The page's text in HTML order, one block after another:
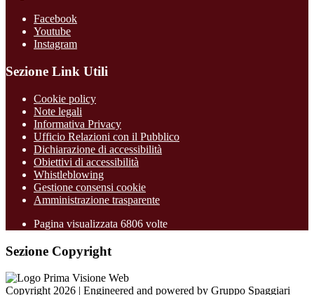
Facebook
Youtube
Instagram
Sezione Link Utili
Cookie policy
Note legali
Informativa Privacy
Ufficio Relazioni con il Pubblico
Dichiarazione di accessibilità
Obiettivi di accessibilità
Whistleblowing
Gestione consensi cookie
Amministrazione trasparente
Pagina visualizzata 6806 volte
Sezione Copyright
Copyright 2026 | Engineered and powered by Gruppo Spaggiari